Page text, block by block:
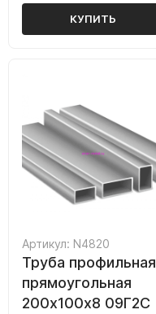
КУПИТЬ
Артикул: N4820
Труба профильная
прямоугольная
200х100х8 09Г2С